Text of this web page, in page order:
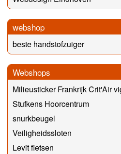
webshop
beste handstofzuiger
Webshops
Milieusticker Frankrijk Crit'Air
Stufkens Hoorcentrum
snurkbeugel
Veiligheidssloten
Levit fietsen